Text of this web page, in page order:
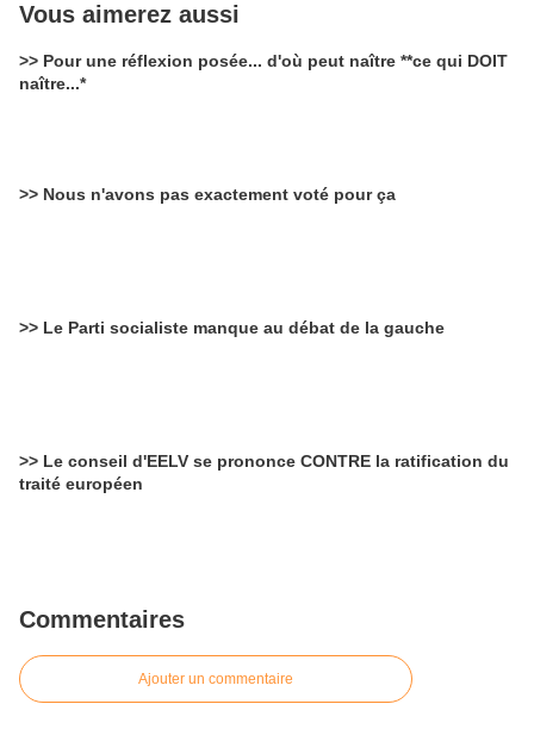
Vous aimerez aussi
>> Pour une réflexion posée... d'où peut naître **ce qui DOIT
naître...*
>> Nous n'avons pas exactement voté pour ça
>> Le Parti socialiste manque au débat de la gauche
>> Le conseil d'EELV se prononce CONTRE la ratification du
traité européen
Commentaires
Ajouter un commentaire